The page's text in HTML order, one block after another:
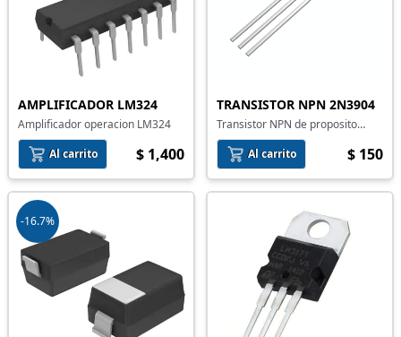
AMPLIFICADOR LM324
Amplificador operacion LM324
Al carrito
$ 1,400
TRANSISTOR NPN 2N3904
Transistor NPN de proposito
general 2N3904
Al carrito
$ 150
-16.7%